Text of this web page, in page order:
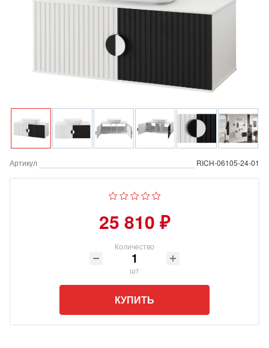
Артикул RICH-06105-24-01
25 810 ₽
Количество
шт
КУПИТЬ